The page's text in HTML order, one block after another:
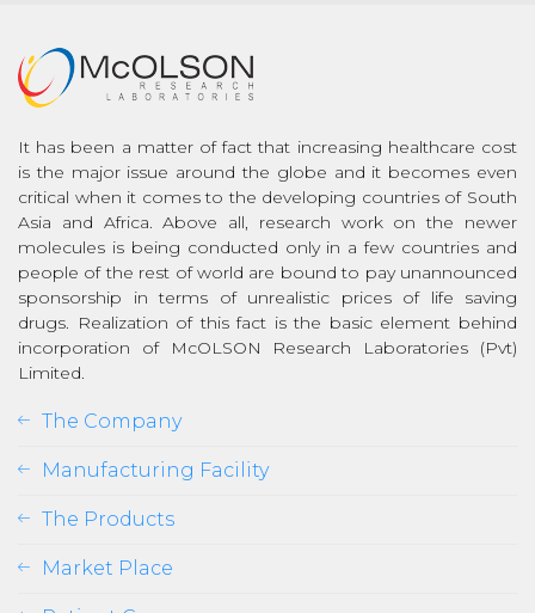
It has been a matter of fact that increasing healthcare cost
is the major issue around the globe and it becomes even
critical when it comes to the developing countries of South
Asia and Africa. Above all, research work on the newer
molecules is being conducted only in a few countries and
people of the rest of world are bound to pay unannounced
sponsorship in terms of unrealistic prices of life saving
drugs. Realization of this fact is the basic element behind
incorporation of McOLSON Research Laboratories (Pvt)
Limited.
The Company
Manufacturing Facility
The Products
Market Place